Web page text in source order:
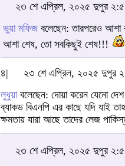
২৩ শে এপ্রিল, ২০২৫ দুপুর
ভুয়া মফিজ বলেছেন: তারপরেও আশা
আশা শেষ, তো সবকিছুই শেষ!!!
৪|
২৩ শে এপ্রিল, ২০২৫ দুপুর
লুধুয়াবলেছেন: দোয়া করেন যেনো দেশ
ব্যাকড বিএনপি এর কাছে যদি যাই
ক্ষমতায় যারা আছে তাদের লেজ
২৩ শে এপ্রিল, ২০২৫ দুপুর